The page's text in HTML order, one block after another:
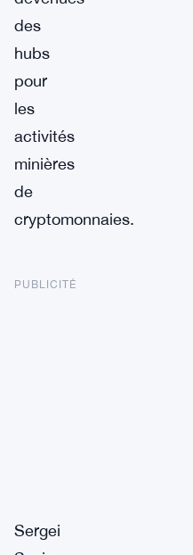
des
hubs
pour
les
activités
minières
de
cryptomonnaies.
PUBLICITÉ
Sergei